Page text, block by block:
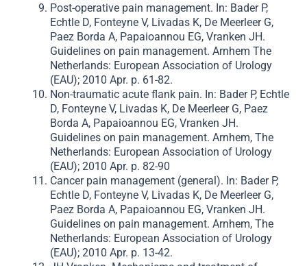
Post-operative pain management. In: Bader P,
Echtle D, Fonteyne V, Livadas K, De Meerleer G,
Paez Borda A, Papaioannou EG, Vranken JH.
Guidelines on pain management. Arnhem The
Netherlands: European Association of Urology
(EAU); 2010 Apr. p. 61-82.
Non-traumatic acute flank pain. In: Bader P, Echtle
D, Fonteyne V, Livadas K, De Meerleer G, Paez
Borda A, Papaioannou EG, Vranken JH.
Guidelines on pain management. Arnhem, The
Netherlands: European Association of Urology
(EAU); 2010 Apr. p. 82-90
Cancer pain management (general). In: Bader P,
Echtle D, Fonteyne V, Livadas K, De Meerleer G,
Paez Borda A, Papaioannou EG, Vranken JH.
Guidelines on pain management. Arnhem, The
Netherlands: European Association of Urology
(EAU); 2010 Apr. p. 13-42.